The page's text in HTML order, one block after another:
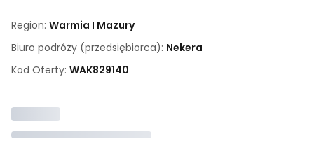
Region: Warmia I Mazury
Biuro podróży (przedsiębiorca): Nekera
Kod Oferty: WAK829140